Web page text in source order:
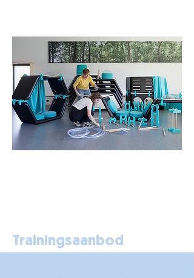
Trainingsaanbod